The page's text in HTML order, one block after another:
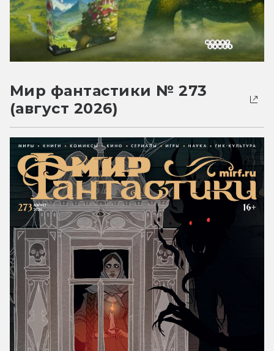
Мир фантастики № 273
(август 2026)